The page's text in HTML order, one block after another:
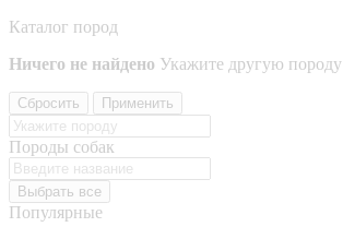
Каталог пород
Ничего не найдено Укажите другую породу
Сбросить Применить
Породы собак
Выбрать все
Популярные